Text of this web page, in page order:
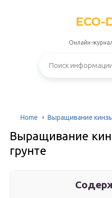
ECO-
Онлайн-
Home Выращивание
Выращивание
грунте